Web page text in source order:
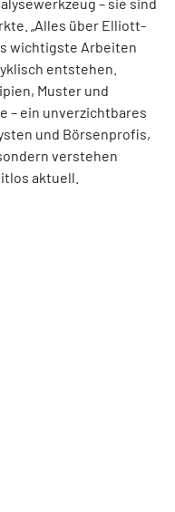
„Alles über Elliott-
wichtigste Arbeiten
entstehen.
Muster und
– ein unverzichtbares
und Börsenprofis,
verstehen
aktuell.